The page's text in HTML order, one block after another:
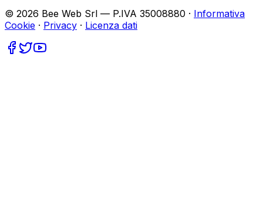
© 2026 Bee Web Srl — P.IVA 35008880 · Informativa
Cookie · Privacy · Licenza dati